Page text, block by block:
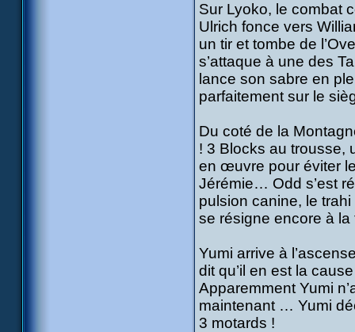
Sur Lyoko, le combat
Ulrich fonce vers
un tir et tombe de
s’attaque à une des
lance son sabre en
parfaitement sur le
Du coté de la
! 3 Blocks au trousse,
en œuvre pour éviter
Jérémie… Odd s’est
pulsion canine, le
se résigne encore à la
Yumi arrive à
dit qu’il en est la
Apparemment Yumi
maintenant … Yumi
3 motards !